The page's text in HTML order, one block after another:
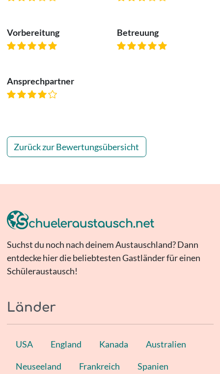
Vorbereitung Betreuung
Ansprechpartner
Zurück zur Bewertungsübersicht
Suchst du noch nach deinem Austauschland? Dann
entdecke hier die beliebtesten Gastländer für einen
Schüleraustausch!
Länder
USA England Kanada Australien
Neuseeland Frankreich Spanien